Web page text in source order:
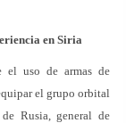
en Siria
el uso de armas de
el grupo orbital
Rusia, general de